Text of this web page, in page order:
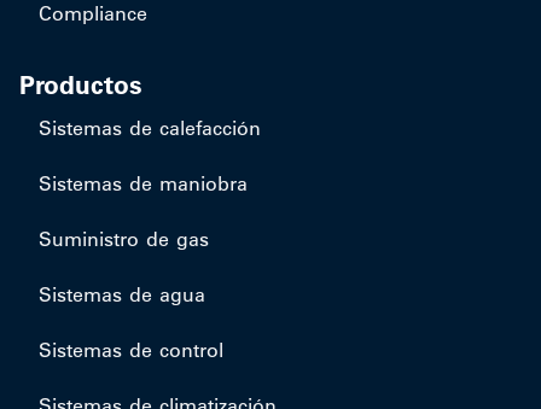
Compliance
Productos
​Sistemas de calefacción
Sistemas de maniobra
Suministro de gas
Sistemas de agua
Sistemas de control